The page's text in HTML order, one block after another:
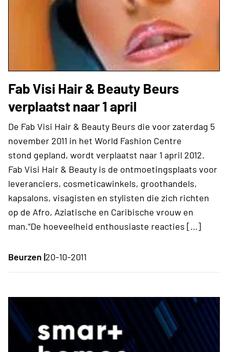
Fab Visi Hair & Beauty Beurs
verplaatst naar 1 april
De Fab Visi Hair & Beauty Beurs die voor zaterdag 5
november 2011 in het World Fashion Centre
stond gepland, wordt verplaatst naar 1 april 2012.
Fab Visi Hair & Beauty is de ontmoetingsplaats voor
leveranciers, cosmeticawinkels, groothandels,
kapsalons, visagisten en stylisten die zich richten
op de Afro, Aziatische en Caribische vrouw en
man.“De hoeveelheid enthousiaste reacties […]
Beurzen |20-10-2011